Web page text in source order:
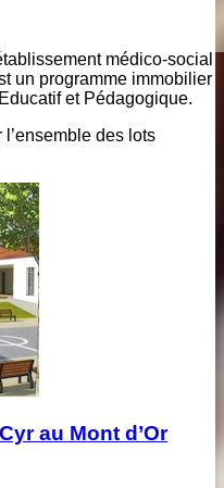
médico-social
un programme immobilier
et Pédagogique.
des lots
au Mont d’Or